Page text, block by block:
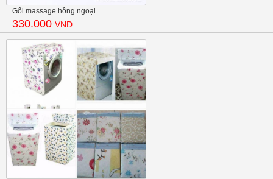
Gối massage hồng ngoại...
330.000 VNĐ